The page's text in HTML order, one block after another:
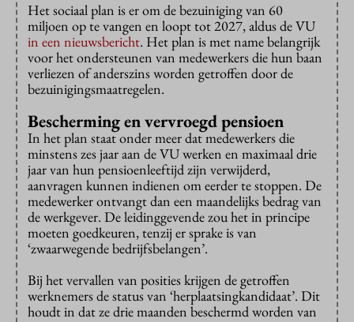
Het sociaal plan is er om de bezuiniging van 60
miljoen op te vangen en loopt tot 2027, aldus de VU
in een nieuwsbericht. Het plan is met name belangrijk
voor het ondersteunen van medewerkers die hun baan
verliezen of anderszins worden getroffen door de
bezuinigingsmaatregelen.
Bescherming en vervroegd pensioen
In het plan staat onder meer dat medewerkers die
minstens zes jaar aan de VU werken en maximaal drie
jaar van hun pensioenleeftijd zijn verwijderd,
aanvragen kunnen indienen om eerder te stoppen. De
medewerker ontvangt dan een maandelijks bedrag van
de werkgever. De leidinggevende zou het in principe
moeten goedkeuren, tenzij er sprake is van
‘zwaarwegende bedrijfsbelangen’.
Bij het vervallen van posities krijgen de getroffen
werknemers de status van ‘herplaatsingkandidaat’. Dit
houdt in dat ze drie maanden beschermd worden van